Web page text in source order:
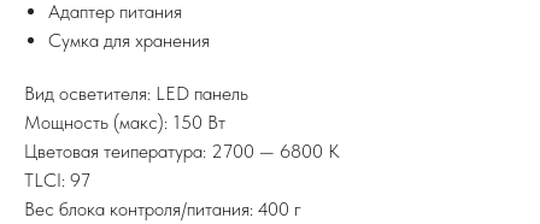
Адаптер питания
Сумка для хранения
Вид осветителя: LED панель
Мощность (макс): 150 Вт
Цветовая теипература: 2700 — 6800 K
TLCI: 97
Вес блока контроля/питания: 400 г